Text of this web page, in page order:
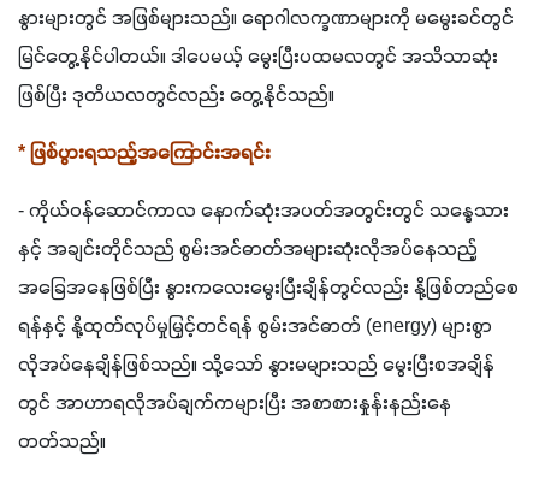
နွားများတွင် အဖြစ်များသည်။ ရောဂါလက္ခဏာများကို မမွေးခင်တွင်
မြင်တွေ့နိုင်ပါတယ်။ ဒါပေမယ့် မွေးပြီးပထမလတွင် အသိသာဆုံး
ဖြစ်ပြီး ဒုတိယလတွင်လည်း တွေ့နိုင်သည်။
* ဖြစ်ပွားရသည့်အကြောင်းအရင်း
- ကိုယ်ဝန်ဆောင်ကာလ နောက်ဆုံးအပတ်အတွင်းတွင် သန္ဓေသား
နှင့် အချင်းတိုင်သည် စွမ်းအင်ဓာတ်အများဆုံးလိုအပ်နေသည့်
အခြေအနေဖြစ်ပြီး နွားကလေးမွေးပြီးချိန်တွင်လည်း နို့ဖြစ်တည်စေ
ရန်နှင့် နို့ထုတ်လုပ်မှုမြှင့်တင်ရန် စွမ်းအင်ဓာတ် (energy) များစွာ
လိုအပ်နေချိန်ဖြစ်သည်။ သို့သော် နွားမများသည် မွေးပြီးစအချိန်
တွင် အာဟာရလိုအပ်ချက်ကများပြီး အစာစားနှုန်းနည်းနေ
တတ်သည်။